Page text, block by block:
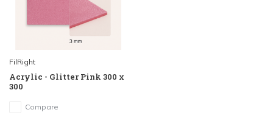
FilRight
Acrylic - Glitter Pink 300 x
300
Compare